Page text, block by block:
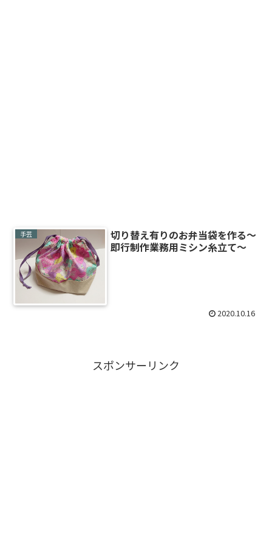
手芸
切り替え有りのお弁当袋を作る～
即行制作業務用ミシン糸立て～
2020.10.16
スポンサーリンク